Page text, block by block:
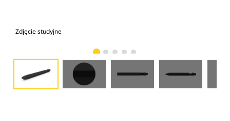
Zdjęcie studyjne